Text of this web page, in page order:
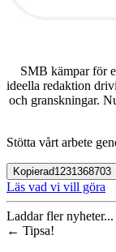
SMB kämpar för
ideella redaktion
och granskningar.
Stötta vårt arbete
Kopierad1231368703
Läs vad vi vill göra
Laddar fler nyheter...
← Tipsa!